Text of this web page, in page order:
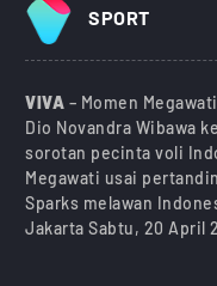
SPORT
VIVA – Momen
Dio Novandra Wibawa
sorotan pecinta voli
Megawati usai
Sparks melawan
Jakarta Sabtu, 20 April